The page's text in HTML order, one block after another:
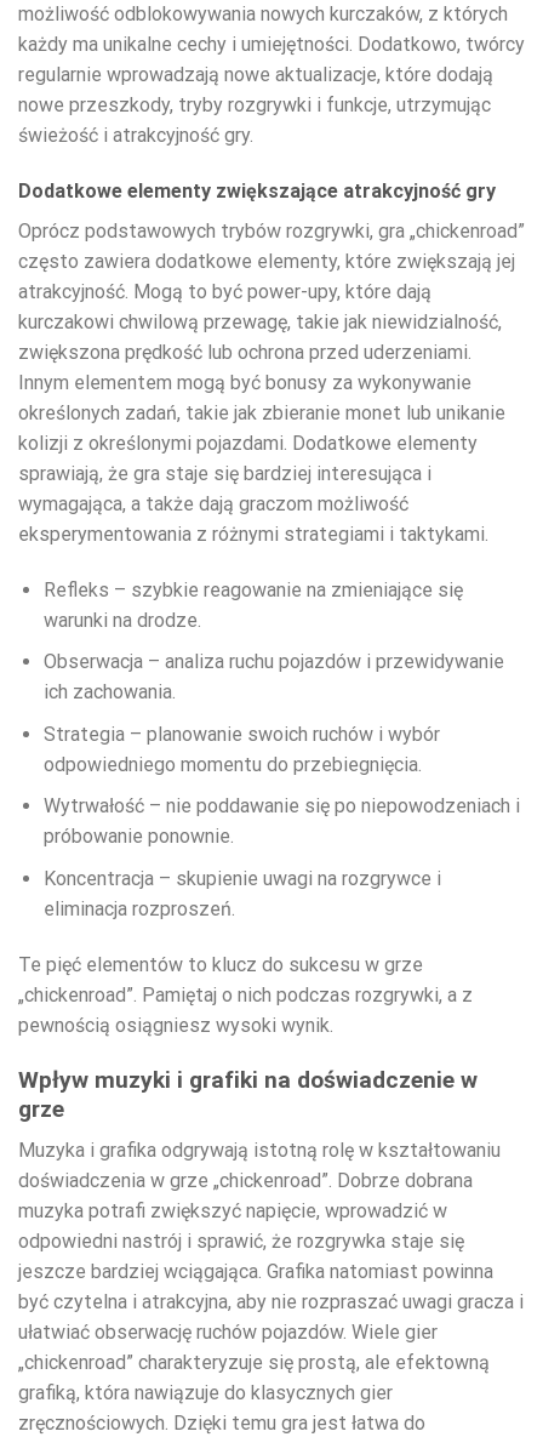
możliwość odblokowywania nowych kurczaków, z których
każdy ma unikalne cechy i umiejętności. Dodatkowo, twórcy
regularnie wprowadzają nowe aktualizacje, które dodają
nowe przeszkody, tryby rozgrywki i funkcje, utrzymując
świeżość i atrakcyjność gry.
Dodatkowe elementy zwiększające atrakcyjność gry
Oprócz podstawowych trybów rozgrywki, gra „chickenroad”
często zawiera dodatkowe elementy, które zwiększają jej
atrakcyjność. Mogą to być power-upy, które dają
kurczakowi chwilową przewagę, takie jak niewidzialność,
zwiększona prędkość lub ochrona przed uderzeniami.
Innym elementem mogą być bonusy za wykonywanie
określonych zadań, takie jak zbieranie monet lub unikanie
kolizji z określonymi pojazdami. Dodatkowe elementy
sprawiają, że gra staje się bardziej interesująca i
wymagająca, a także dają graczom możliwość
eksperymentowania z różnymi strategiami i taktykami.
Refleks – szybkie reagowanie na zmieniające się
warunki na drodze.
Obserwacja – analiza ruchu pojazdów i przewidywanie
ich zachowania.
Strategia – planowanie swoich ruchów i wybór
odpowiedniego momentu do przebiegnięcia.
Wytrwałość – nie poddawanie się po niepowodzeniach i
próbowanie ponownie.
Koncentracja – skupienie uwagi na rozgrywce i
eliminacja rozproszeń.
Te pięć elementów to klucz do sukcesu w grze
„chickenroad”. Pamiętaj o nich podczas rozgrywki, a z
pewnością osiągniesz wysoki wynik.
Wpływ muzyki i grafiki na doświadczenie w
grze
Muzyka i grafika odgrywają istotną rolę w kształtowaniu
doświadczenia w grze „chickenroad”. Dobrze dobrana
muzyka potrafi zwiększyć napięcie, wprowadzić w
odpowiedni nastrój i sprawić, że rozgrywka staje się
jeszcze bardziej wciągająca. Grafika natomiast powinna
być czytelna i atrakcyjna, aby nie rozpraszać uwagi gracza i
ułatwiać obserwację ruchów pojazdów. Wiele gier
„chickenroad” charakteryzuje się prostą, ale efektowną
grafiką, która nawiązuje do klasycznych gier
zręcznościowych. Dzięki temu gra jest łatwa do